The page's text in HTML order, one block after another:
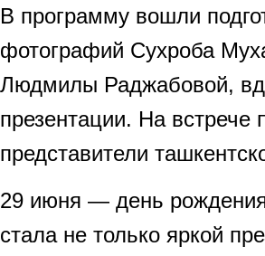
В программу вошли
фотографий Сухроба
Людмилы Раджабовой,
презентации. На встрече
представители
29 июня — день
стала не только яркой